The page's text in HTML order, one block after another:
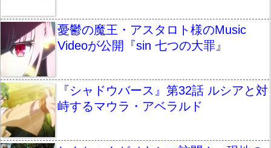
憂鬱の魔王・アスタロト様のMusic
Videoが公開『sin 七つの大罪』
『シャドウバース』第32話 ルシアと対
峙するマウラ・アベラルド